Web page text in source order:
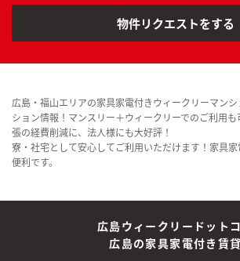
物件リクエストをする
広島・福山エリアの家具家電付きウィークリーマン
ション情報！マンスリー＋ウィークリーでのご利用
張の経費削減に、法人様にも大好評！
寮・社宅として安心してご利用いただけます！家具
便利です。
広島ウィークリードット
広島の家具家電付き賃貸